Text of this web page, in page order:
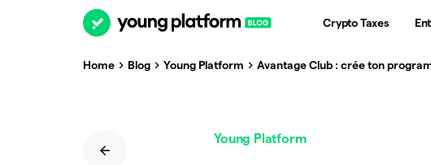
Crypto Taxes
Home Blog Young Platform Avantage Club : crée ton
Young Platform